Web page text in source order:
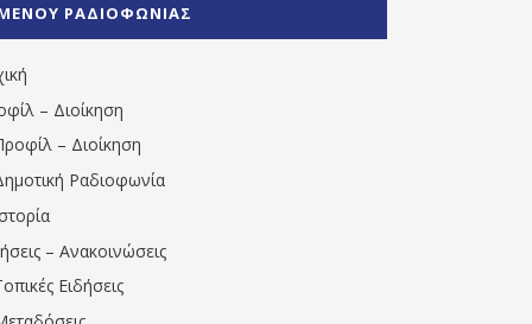
1531194763766854/" artist="" ]
ΡΑΔΙΟΦΩΝΙΑΣ
– Διοίκηση
– Διοίκηση
Ραδιοφωνία
– Ανακοινώσεις
Ειδήσεις